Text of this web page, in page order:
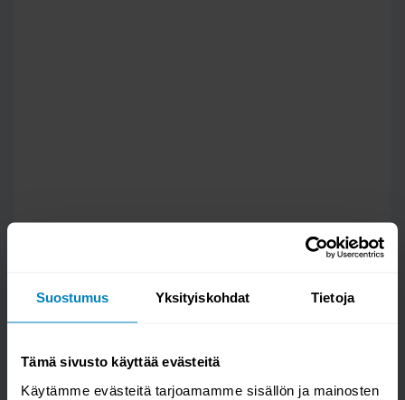
Suostumus Yksityiskohdat Tietoja
Tämä sivusto käyttää evästeitä
Käytämme evästeitä tarjoamamme sisällön ja mainosten
Eden 6 jenkkisänky 160x200cm